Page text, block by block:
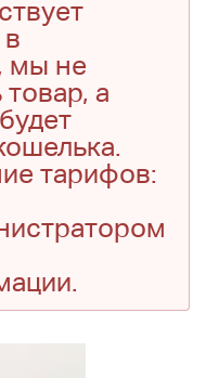
мы не
а
тарифов: